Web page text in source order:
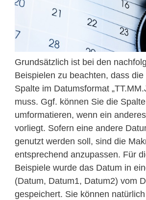
Grundsätzlich ist bei den
Beispielen zu beachten, dass
Spalte im Datumsformat
muss. Ggf. können Sie die Spalte
umformatieren, wenn ein
vorliegt. Sofern eine andere
genutzt werden soll, sind die
entsprechend anzupassen. Für
Beispiele wurde das Datum in
(Datum, Datum1, Datum2) vom
gespeichert. Sie können